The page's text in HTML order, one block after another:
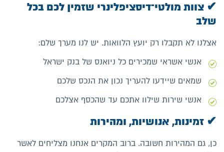
✔ צוות מולטי־דיסציפלינרי שזמין לכם בכל
שלב
אצלנו לא תקבלו רק יועץ הלוואות. יש לנו מערך שלם:
אנשי אשראי שמכירים כל ניואנס של בנק ישראל
שמאים שיידעו להעריך נכון את הנכס שלכם
אנשי שירות שילוו אתכם עד שהכסף אצלכם
✔ זמינות, אנושיות, ומהירות
כן, גם המהירות חשובה. ברוב המקרים אנחנו מצליחים לאשר